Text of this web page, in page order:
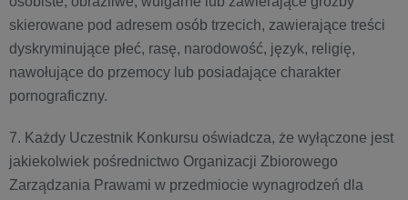
skierowane pod adresem osób trzecich, zawierające treści
dyskryminujące płeć, rasę, narodowość, język, religię,
nawołujące do przemocy lub posiadające charakter
pornograficzny.
7. Każdy Uczestnik Konkursu oświadcza, że wyłączone jest
jakiekolwiek pośrednictwo Organizacji Zbiorowego
Zarządzania Prawami w przedmiocie wynagrodzeń dla